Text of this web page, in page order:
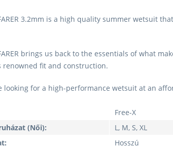
3.2mm is a high quality summer wetsuit
brings us back to the essentials of what
renowned fit and construction.
looking for a high-performance wetsuit at an
Free-X
(Női):
L, M, S, XL
Hosszú